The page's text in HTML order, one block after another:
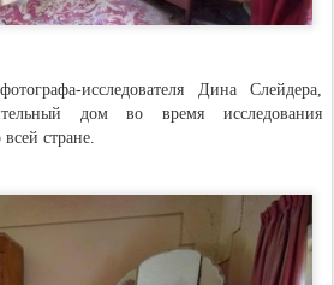
исследователя Дина Слейдера,
дом во время исследования
стране.